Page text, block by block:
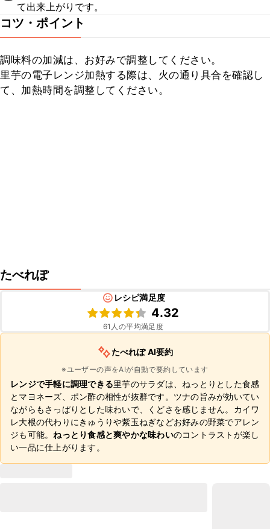
て出来上がりです。
コツ・ポイント
調味料の加減は、お好みで調整してください。
里芋の電子レンジ加熱する際は、火の通り具合を確認し
て、加熱時間を調整してください。
たべれぽ
レシピ満足度
4.32
61 人の平均満足度
たべれぽ AI要約
※ユーザーの声をAIが自動で要約しています
レンジで手軽に調理できる里芋のサラダは、ねっとりとした食感
とマヨネーズ、ポン酢の相性が抜群です。ツナの旨みが効いてい
ながらもさっぱりとした味わいで、くどさを感じません。カイワ
レ大根の代わりにきゅうりや紫玉ねぎなどお好みの野菜でアレン
ジも可能。ねっとり食感と爽やかな味わいのコントラストが楽し
い一品に仕上がります。